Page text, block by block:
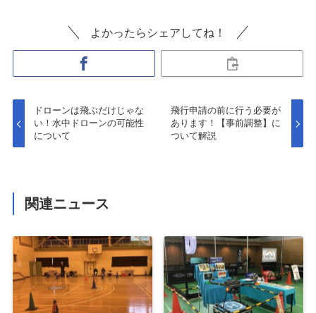
よかったらシェアしてね！
ドローンは飛ぶだけじゃな
い！水中ドローンの可能性
について
飛行申請の前に行う必要が
あります！【事前調整】に
ついて解説
関連ニュース